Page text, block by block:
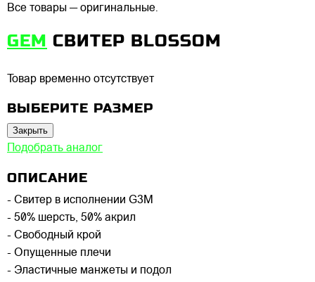
Все товары — оригинальные.
GEM СВИТЕР BLOSSOM
Товар временно отсутствует
ВЫБЕРИТЕ РАЗМЕР
Закрыть
Подобрать аналог
ОПИСАНИЕ
- Свитер в исполнении G3M
- 50% шерсть, 50% акрил
- Свободный крой
- Опущенные плечи
- Эластичные манжеты и подол